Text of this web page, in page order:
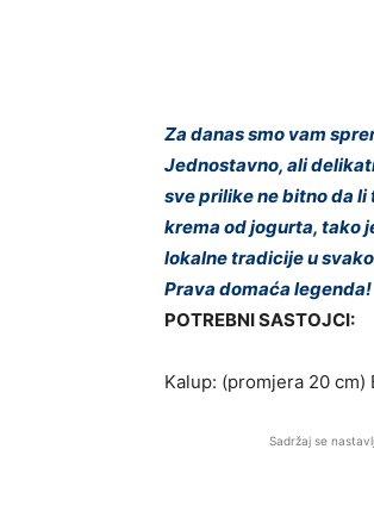
Za danas smo vam
Jednostavno, ali
sve prilike ne bitno da
krema od jogurta, tako
lokalne tradicije u
Prava domaća legenda!
POTREBNI SASTOJCI:
Kalup: (promjera 20 cm)
Sadržaj se